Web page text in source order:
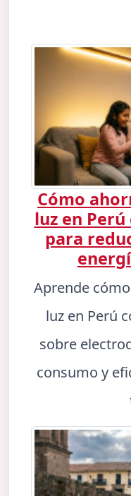
Cómo
luz en
para
Aprende
luz en Perú
sobre
consumo y